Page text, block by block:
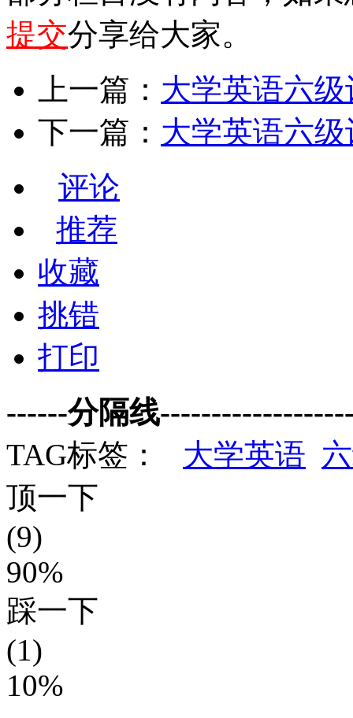
提交分享给大家。
上一篇： 大学英语六级
下一篇： 大学英语六级
评论
推荐
收藏
挑错
打印
------分隔线
TAG标签：
大学英语
顶一下
(9)
90%
踩一下
(1)
10%